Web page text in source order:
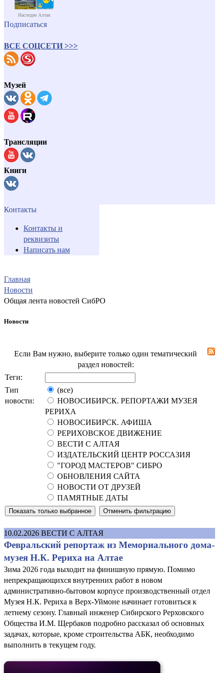
Наследие Алтая
Подписаться
ВСЕ СОЦСЕТИ >>>
Музей
Трансляции
Книги
Контакты
Контакты и
реквизиты
Написать нам
Главная
Новости
Общая лента новостей СибРО
Новости
Если Вам нужно, выберите только один тематический
раздел новостей:
Теги:
Тип
новости:
(все)
НОВОСИБИРСК. РЕПОРТАЖИ МУЗЕЯ
РЕРИХА
НОВОСИБИРСК. АФИША
РЕРИХОВСКОЕ ДВИЖЕНИЕ
ВЕСТИ С АЛТАЯ
ИЗДАТЕЛЬСКИЙ ЦЕНТР РОССАЗИЯ
"ГОРОД МАСТЕРОВ" СИБРО
ОБНОВЛЕНИЯ САЙТА
НОВОСТИ ОТ ДРУЗЕЙ
ПАМЯТНЫЕ ДАТЫ
10.02.2026 ВЕСТИ С АЛТАЯ
Февральский репортаж из Мемориального дома-
музея Н.К. Рериха на Алтае
Зима 2026 года выходит на финишную прямую. Помимо
непрекращающихся внутренних работ в новом
административно-бытовом корпусе производственный отдел
Музея Н.К. Рериха в Верх-Уймоне начинает готовиться к
летнему сезону. Главный инженер Сибирского Рерховского
Общества И.М. Щербаков подробно рассказал об основных
задачах, которые, кроме строительства АБК, необходимо
выполнить в текущем году.